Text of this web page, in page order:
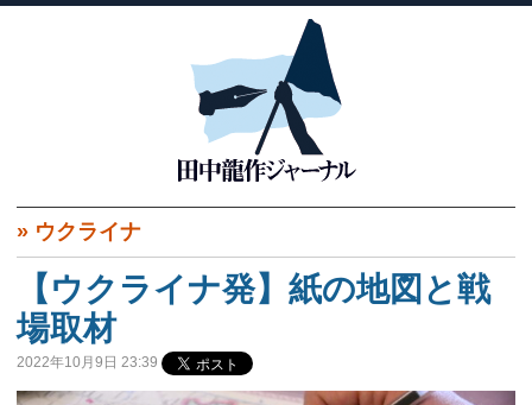
» ウクライナ
【ウクライナ発】紙の地図と戦
場取材
2022年10月9日 23:39